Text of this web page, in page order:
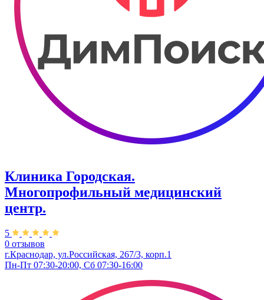
Клиника Городская.
Многопрофильный медицинский
центр.
5
0 отзывов
г.Краснодар, ул.​Российская, 267/3, корп.1
Пн-Пт 07:30-20:00, Сб 07:30-16:00